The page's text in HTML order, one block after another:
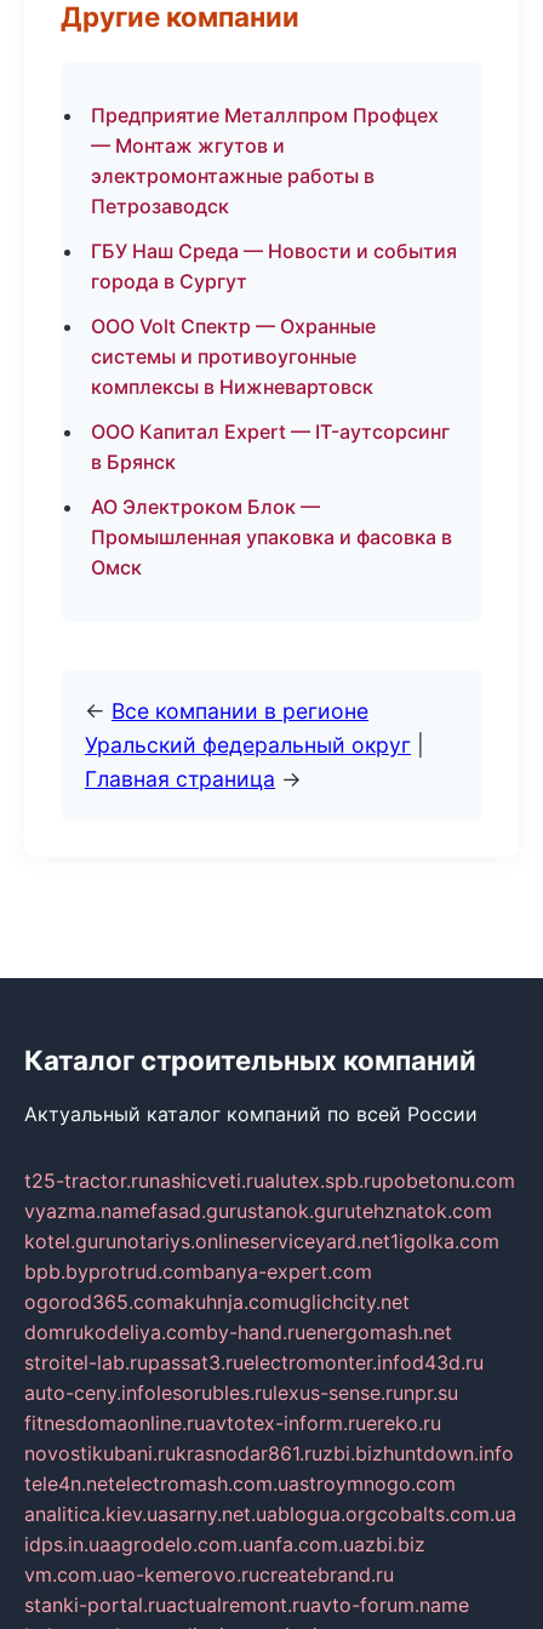
Другие компании
Предприятие Металлпром Профцех
— Монтаж жгутов и
электромонтажные работы в
Петрозаводск
ГБУ Наш Среда — Новости и события
города в Сургут
ООО Volt Спектр — Охранные
системы и противоугонные
комплексы в Нижневартовск
ООО Капитал Expert — IT-аутсорсинг
в Брянск
АО Электроком Блок —
Промышленная упаковка и фасовка в
Омск
← Все компании в регионе
Уральский федеральный округ
Главная страница →
Каталог строительных компаний
Актуальный каталог компаний по всей России
t25-tractor.runashicveti.rualutex.spb.rupobetonu.com
vyazma.namefasad.gurustanok.gurutehznatok.com
kotel.gurunotariys.onlineserviceyard.net1igolka.com
bpb.byprotrud.combanya-expert.com
ogorod365.comakuhnja.comuglichcity.net
domrukodeliya.comby-hand.ruenergomash.net
stroitel-lab.rupassat3.ruelectromonter.infod43d.ru
auto-ceny.infolesorubles.rulexus-sense.runpr.su
fitnesdomaonline.ruavtotex-inform.ruereko.ru
novostikubani.rukrasnodar861.ruzbi.bizhuntdown.info
tele4n.netelectromash.com.uastroymnogo.com
analitica.kiev.uasarny.net.uablogua.orgcobalts.com.ua
idps.in.uaagrodelo.com.uanfa.com.uazbi.biz
vm.com.uao-kemerovo.rucreatebrand.ru
stanki-portal.ruactualremont.ruavto-forum.name